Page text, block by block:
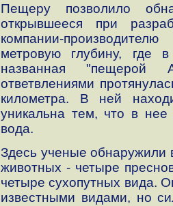
Пещеру позволило
открывшееся при
компании-
метровую глубину, где в
названная
ответвлениями
километра. В ней
уникальна тем, что в
вода.
Здесь ученые обнаружили
животных - четыре
четыре сухопутных вида.
известными видами, но